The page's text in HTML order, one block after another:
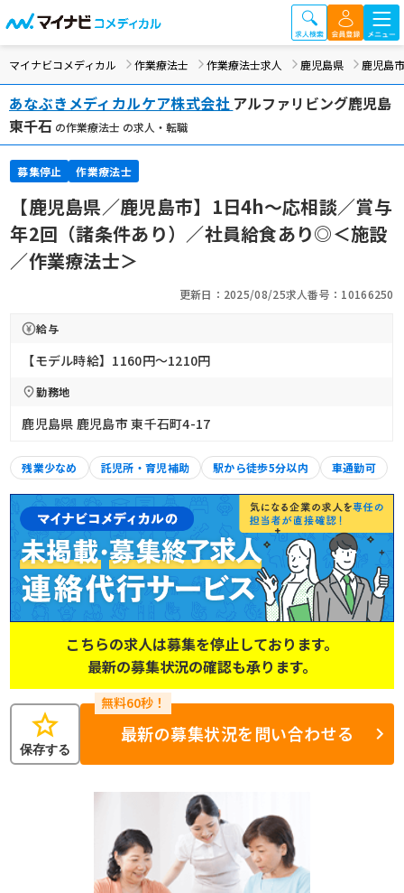
マイナビコメディカル 作業療法士 作業療法士求人 鹿児島県 鹿児島市
あなぶきメディカルケア株式会社 アルファリビング鹿児島
東千石 の作業療法士 の求人・転職
募集停止 作業療法士
【鹿児島県／鹿児島市】1日4h～応相談／賞与
年2回（諸条件あり）／社員給食あり◎＜施設
／作業療法士＞
更新日：2025/08/25求人番号：10166250
給与
【モデル時給】1160円〜1210円
勤務地
鹿児島県 鹿児島市 東千石町4-17
残業少なめ 託児所・育児補助 駅から徒歩5分以内 車通勤可
こちらの求人は募集を停止しております。
最新の募集状況の確認も承ります。
star
保存する
最新の募集状況を問い合わせる